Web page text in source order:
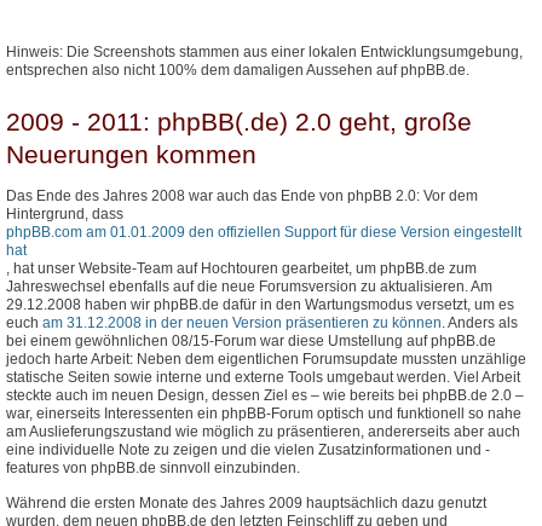
Hinweis: Die Screenshots stammen aus einer lokalen Entwicklungsumgebung,
entsprechen also nicht 100% dem damaligen Aussehen auf phpBB.de.
2009 - 2011: phpBB(.de) 2.0 geht, große
Neuerungen kommen
Das Ende des Jahres 2008 war auch das Ende von phpBB 2.0: Vor dem
Hintergrund, dass
phpBB.com am 01.01.2009 den offiziellen Support für diese Version eingestellt
hat
, hat unser Website-Team auf Hochtouren gearbeitet, um phpBB.de zum
Jahreswechsel ebenfalls auf die neue Forumsversion zu aktualisieren. Am
29.12.2008 haben wir phpBB.de dafür in den Wartungsmodus versetzt, um es
euch am 31.12.2008 in der neuen Version präsentieren zu können. Anders als
bei einem gewöhnlichen 08/15-Forum war diese Umstellung auf phpBB.de
jedoch harte Arbeit: Neben dem eigentlichen Forumsupdate mussten unzählige
statische Seiten sowie interne und externe Tools umgebaut werden. Viel Arbeit
steckte auch im neuen Design, dessen Ziel es – wie bereits bei phpBB.de 2.0 –
war, einerseits Interessenten ein phpBB-Forum optisch und funktionell so nahe
am Auslieferungszustand wie möglich zu präsentieren, andererseits aber auch
eine individuelle Note zu zeigen und die vielen Zusatzinformationen und -
features von phpBB.de sinnvoll einzubinden.
Während die ersten Monate des Jahres 2009 hauptsächlich dazu genutzt
wurden, dem neuen phpBB.de den letzten Feinschliff zu geben und